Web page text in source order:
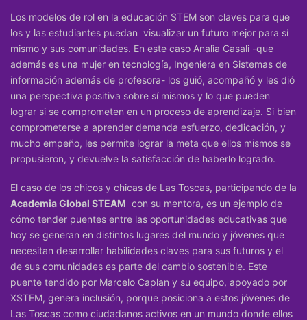
Los modelos de rol en la educación STEM son claves para que
los y las estudiantes puedan visualizar un futuro mejor para sí
mismo y sus comunidades. En este caso Analìa Casali -que
además es una mujer en tecnología, Ingeniera en Sistemas de
información además de profesora- los guió, acompañó y les dió
una perspectiva positiva sobre sí mismos y lo que pueden
lograr si se comprometen en un proceso de aprendizaje. Si bien
comprometerse a aprender demanda esfuerzo, dedicación, y
mucho empeño, les permite lograr la meta que ellos mismos se
propusieron, y devuelve la satisfacción de haberlo logrado.
El caso de los chicos y chicas de Las Toscas, participando de la
Academia Global STEAM con su mentora, es un ejemplo de
cómo tender puentes entre las oportunidades educativas que
hoy se generan en distintos lugares del mundo y jóvenes que
necesitan desarrollar habilidades claves para sus futuros y el
de sus comunidades es parte del cambio sostenible. Este
puente tendido por Marcelo Caplan y su equipo, apoyado por
XSTEM, genera inclusión, porque posiciona a estos jóvenes de
Las Toscas como ciudadanos activos en un mundo donde ellos